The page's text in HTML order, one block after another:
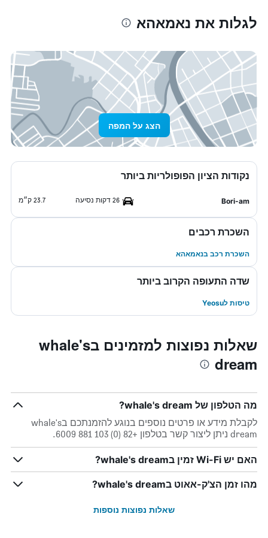
לגלות את נאמאהא
הצג על המפה
נקודות הציון הפופולריות ביותר
Bori-am 26 דקות נסיעה 23.7 ק״מ
השכרת רכבים
השכרת רכב בנאמאהא
שדה התעופה הקרוב ביותר
טיסות לYeosu
שאלות נפוצות למזמינים בwhale's
dream
מה הטלפון של whale's dream?
לקבלת מידע או פרטים נוספים בנוגע להזמנתכם בwhale's
dream ניתן ליצור קשר בטלפון +82 (0) 103 881 6009.
האם יש Wi-Fi זמין בwhale's dream?
מהו זמן הצ'ק-אאוט בwhale's dream?
שאלות נפוצות נוספות